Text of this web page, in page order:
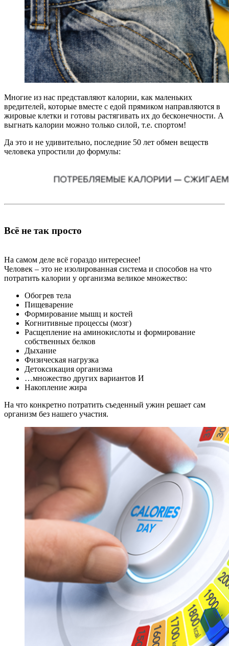
Многие из нас представляют калории, как маленьких
вредителей, которые вместе с едой прямиком направляются в
жировые клетки и готовы растягивать их до бесконечности. А
выгнать калории можно только силой, т.е. спортом!
Да это и не удивительно, последние 50 лет обмен веществ
человека упростили до формулы:
Всё не так просто
На самом деле всё гораздо интереснее!
Человек – это не изолированная система и способов на что
потратить калории у организма великое множество:
Обогрев тела
Пищеварение
Формирование мышц и костей
Когнитивные процессы (мозг)
Расщепление на аминокислоты и формирование
собственных белков
Дыхание
Физическая нагрузка
Детоксикация организма
…множество других вариантов И
Накопление жира
На что конкретно потратить съеденный ужин решает сам
организм без нашего участия.